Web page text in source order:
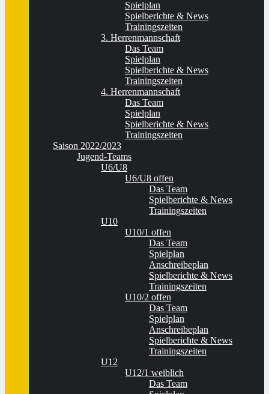
Spielplan
Spielberichte & News
Trainingszeiten
3. Herrenmannschaft
Das Team
Spielplan
Spielberichte & News
Trainingszeiten
4. Herrenmannschaft
Das Team
Spielplan
Spielberichte & News
Trainingszeiten
Saison 2022/2023
Jugend-Teams
U6/U8
U6/U8 offen
Das Team
Spielberichte & News
Trainingszeiten
U10
U10/1 offen
Das Team
Spielplan
Anschreibeplan
Spielberichte & News
Trainingszeiten
U10/2 offen
Das Team
Spielplan
Anschreibeplan
Spielberichte & News
Trainingszeiten
U12
U12/1 weiblich
Das Team